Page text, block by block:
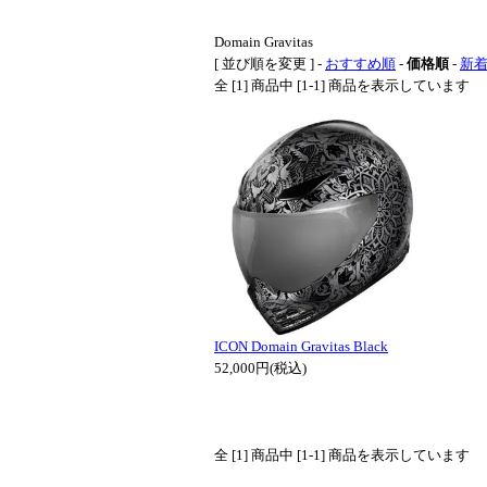
Domain Gravitas
[ 並び順を変更 ] - おすすめ順 - 価格順- 新
全 [1] 商品中 [1-1] 商品を表示しています
ICON Domain Gravitas Black
52,000円(税込)
全 [1] 商品中 [1-1] 商品を表示しています